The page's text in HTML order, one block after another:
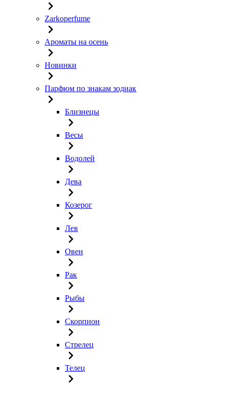
Zarkoperfume
Ароматы на осень
Новинки
Парфюм по знакам зодиак
Близнецы
Весы
Водолей
Дева
Козерог
Лев
Овен
Рак
Рыбы
Скорпион
Стрелец
Телец